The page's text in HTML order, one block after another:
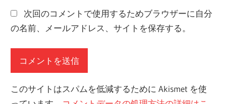
次回のコメントで使用するためブラウザーに自分
の名前、メールアドレス、サイトを保存する。
このサイトはスパムを低減するために Akismet を使